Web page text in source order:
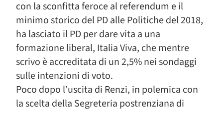
con la sconfitta feroce al referendum e il
minimo storico del PD alle Politiche del 2018,
ha lasciato il PD per dare vita a una
formazione liberal, Italia Viva, che mentre
scrivo è accreditata di un 2,5% nei sondaggi
sulle intenzioni di voto.
Poco dopo l’uscita di Renzi, in polemica con
la scelta della Segreteria postrenziana di